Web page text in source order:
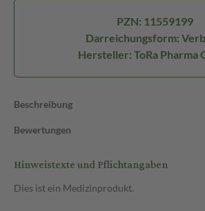
PZN: 11559199
Darreichungsform:
Hersteller: ToRa Pharma
Beschreibung
Bewertungen
Hinweistexte und Pflichtangaben
Dies ist ein Medizinprodukt.